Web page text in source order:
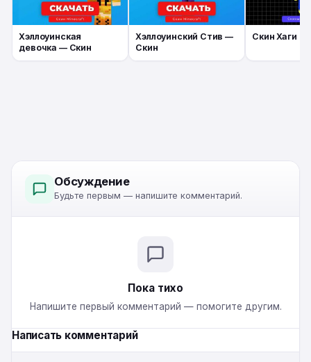
Хэллоуинская
девочка — Скин
Хэллоуинский Стив —
Скин
Скин Хаги
Обсуждение
Будьте первым — напишите комментарий.
Пока тихо
Напишите первый комментарий — помогите другим.
Написать комментарий